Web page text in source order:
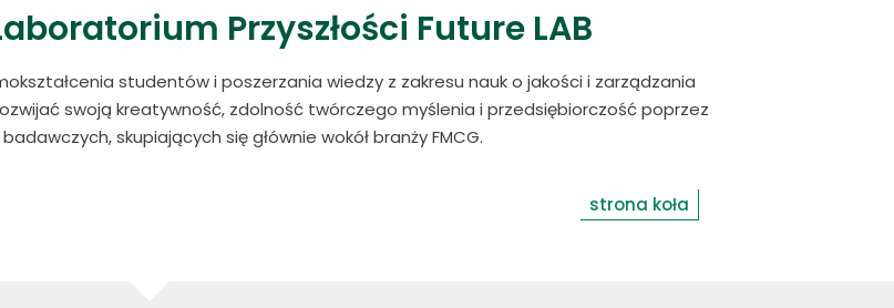
Przyszłości Future LAB
studentów i poszerzania wiedzy z zakresu nauk o jakości i zarządzania
swoją kreatywność, zdolność twórczego myślenia i przedsiębiorczość poprzez
skupiających się głównie wokół branży FMCG.
strona koła